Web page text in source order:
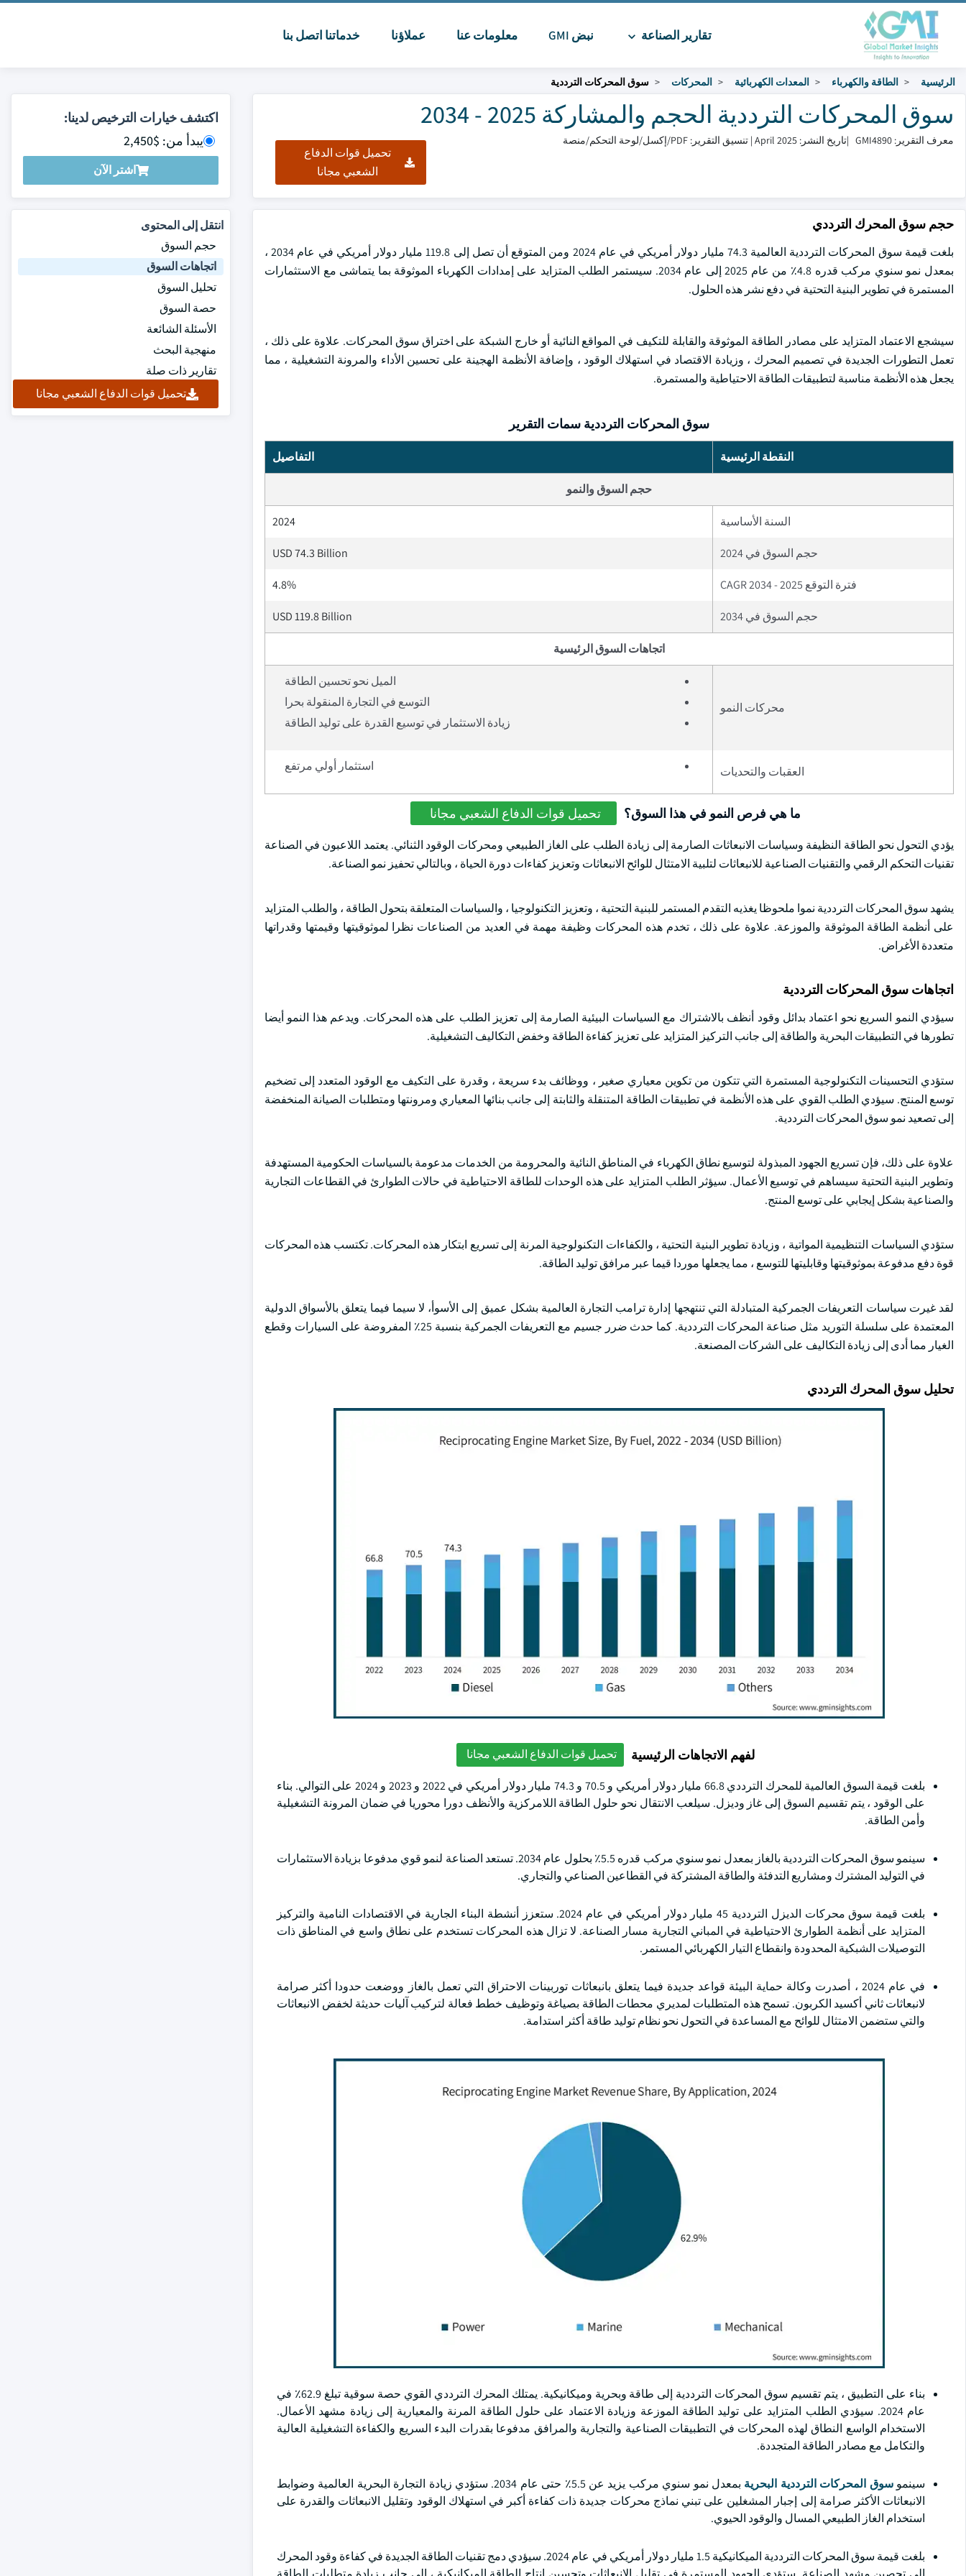
تقارير الصناعة نبض GMI معلومات عنا عملاؤنا خدماتنا اتصل بنا
الرئيسية الطاقة والكهرباء المعدات الكهربائية المحركات سوق المحركات الترددية
سوق المحركات الترددية الحجم والمشاركة 2025 - 2034
معرف التقرير: GMI4890 |تاريخ النشر: April 2025 | تنسيق التقرير: PDF/إكسل/لوحة التحكم/منصة
تحميل قوات الدفاع
الشعبي مجانا
اكتشف خيارات الترخيص لدينا:
يبدأ من: $2,450
اشتر الآن
حجم سوق المحرك الترددي
بلغت قيمة سوق المحركات الترددية العالمية 74.3 مليار دولار أمريكي في عام 2024 ومن المتوقع أن تصل إلى 119.8 مليار دولار أمريكي في عام 2034 ،
بمعدل نمو سنوي مركب قدره 4.8٪ من عام 2025 إلى عام 2034. سيستمر الطلب المتزايد على إمدادات الكهرباء الموثوقة بما يتماشى مع الاستثمارات
المستمرة في تطوير البنية التحتية في دفع نشر هذه الحلول.
سيشجع الاعتماد المتزايد على مصادر الطاقة الموثوقة والقابلة للتكيف في المواقع النائية أو خارج الشبكة على اختراق سوق المحركات. علاوة على ذلك ،
تعمل التطورات الجديدة في تصميم المحرك ، وزيادة الاقتصاد في استهلاك الوقود ، وإضافة الأنظمة الهجينة على تحسين الأداء والمرونة التشغيلية ، مما
يجعل هذه الأنظمة مناسبة لتطبيقات الطاقة الاحتياطية والمستمرة.
سوق المحركات الترددية سمات التقرير
النقطة الرئيسية التفاصيل
حجم السوق والنمو
السنة الأساسية 2024
حجم السوق في 2024 USD 74.3 Billion
فترة التوقع 2025 - 2034 CAGR 4.8%
حجم السوق في 2034 USD 119.8 Billion
اتجاهات السوق الرئيسية
محركات النمو
الميل نحو تحسين الطاقة
التوسع في التجارة المنقولة بحرا
زيادة الاستثمار في توسيع القدرة على توليد الطاقة
العقبات والتحديات استثمار أولي مرتفع
ما هي فرص النمو في هذا السوق؟ تحميل قوات الدفاع الشعبي مجانا
يؤدي التحول نحو الطاقة النظيفة وسياسات الانبعاثات الصارمة إلى زيادة الطلب على الغاز الطبيعي ومحركات الوقود الثنائي. يعتمد اللاعبون في الصناعة
تقنيات التحكم الرقمي والتقنيات الصناعية للانبعاثات لتلبية الامتثال للوائح الانبعاثات وتعزيز كفاءات دورة الحياة ، وبالتالي تحفيز نمو الصناعة.
يشهد سوق المحركات الترددية نموا ملحوظا يغذيه التقدم المستمر للبنية التحتية ، وتعزيز التكنولوجيا ، والسياسات المتعلقة بتحول الطاقة ، والطلب المتزايد
على أنظمة الطاقة الموثوقة والموزعة. علاوة على ذلك ، تخدم هذه المحركات وظيفة مهمة في العديد من الصناعات نظرا لموثوقيتها وقيمتها وقدراتها
متعددة الأغراض.
اتجاهات سوق المحركات الترددية
سيؤدي النمو السريع نحو اعتماد بدائل وقود أنظف بالاشتراك مع السياسات البيئية الصارمة إلى تعزيز الطلب على هذه المحركات. ويدعم هذا النمو أيضا
تطورها في التطبيقات البحرية والطاقة إلى جانب التركيز المتزايد على تعزيز كفاءة الطاقة وخفض التكاليف التشغيلية.
ستؤدي التحسينات التكنولوجية المستمرة التي تتكون من تكوين معياري صغير ، ووظائف بدء سريعة ، وقدرة على التكيف مع الوقود المتعدد إلى تضخيم
توسع المنتج. سيؤدي الطلب القوي على هذه الأنظمة في تطبيقات الطاقة المتنقلة والثابتة إلى جانب بنائها المعياري ومرونتها ومتطلبات الصيانة المنخفضة
إلى تصعيد نمو سوق المحركات الترددية.
علاوة على ذلك، فإن تسريع الجهود المبذولة لتوسيع نطاق الكهرباء في المناطق النائية والمحرومة من الخدمات مدعومة بالسياسات الحكومية المستهدفة
وتطوير البنية التحتية سيساهم في توسيع الأعمال. سيؤثر الطلب المتزايد على هذه الوحدات للطاقة الاحتياطية في حالات الطوارئ في القطاعات التجارية
والصناعية بشكل إيجابي على توسع المنتج.
ستؤدي السياسات التنظيمية المواتية ، وزيادة تطوير البنية التحتية ، والكفاءات التكنولوجية المرنة إلى تسريع ابتكار هذه المحركات. تكتسب هذه المحركات
قوة دفع مدفوعة بموثوقيتها وقابليتها للتوسع ، مما يجعلها موردا قيما عبر مرافق توليد الطاقة.
لقد غيرت سياسات التعريفات الجمركية المتبادلة التي تنتهجها إدارة ترامب التجارة العالمية بشكل عميق إلى الأسوأ، لا سيما فيما يتعلق بالأسواق الدولية
المعتمدة على سلسلة التوريد مثل صناعة المحركات الترددية. كما حدث ضرر جسيم مع التعريفات الجمركية بنسبة 25٪ المفروضة على السيارات وقطع
الغيار مما أدى إلى زيادة التكاليف على الشركات المصنعة.
تحليل سوق المحرك الترددي
لفهم الاتجاهات الرئيسية تحميل قوات الدفاع الشعبي مجانا
بلغت قيمة السوق العالمية للمحرك الترددي 66.8 مليار دولار أمريكي و 70.5 و 74.3 مليار دولار أمريكي في 2022 و 2023 و 2024 على التوالي. بناء
على الوقود ، يتم تقسيم السوق إلى غاز وديزل. سيلعب الانتقال نحو حلول الطاقة اللامركزية والأنظف دورا محوريا في ضمان المرونة التشغيلية
وأمن الطاقة.
سينمو سوق المحركات الترددية بالغاز بمعدل نمو سنوي مركب قدره 5.5٪ بحلول عام 2034. تستعد الصناعة لنمو قوي مدفوعا بزيادة الاستثمارات
في التوليد المشترك ومشاريع التدفئة والطاقة المشتركة في القطاعين الصناعي والتجاري.
بلغت قيمة سوق محركات الديزل الترددية 45 مليار دولار أمريكي في عام 2024. ستعزز أنشطة البناء الجارية في الاقتصادات النامية والتركيز
المتزايد على أنظمة الطوارئ الاحتياطية في المباني التجارية مسار الصناعة. لا تزال هذه المحركات تستخدم على نطاق واسع في المناطق ذات
التوصيلات الشبكية المحدودة وانقطاع التيار الكهربائي المستمر.
في عام 2024 ، أصدرت وكالة حماية البيئة قواعد جديدة فيما يتعلق بانبعاثات توربينات الاحتراق التي تعمل بالغاز ووضعت حدودا أكثر صرامة
لانبعاثات ثاني أكسيد الكربون. تسمح هذه المتطلبات لمديري محطات الطاقة بصياغة وتوظيف خطط فعالة لتركيب آليات حديثة لخفض الانبعاثات
والتي ستضمن الامتثال للوائح مع المساعدة في التحول نحو نظام توليد طاقة أكثر استدامة.
بناء على التطبيق ، يتم تقسيم سوق المحركات الترددية إلى طاقة وبحرية وميكانيكية. يمتلك المحرك الترددي القوي حصة سوقية تبلغ 62.9٪ في
عام 2024. سيؤدي الطلب المتزايد على توليد الطاقة الموزعة وزيادة الاعتماد على حلول الطاقة المرنة والمعيارية إلى زيادة مشهد الأعمال.
الاستخدام الواسع النطاق لهذه المحركات في التطبيقات الصناعية والتجارية والمرافق مدفوعا بقدرات البدء السريع والكفاءة التشغيلية العالية
والتكامل مع مصادر الطاقة المتجددة.
سينموسوق المحركات الترددية البحرية
بمعدل نمو سنوي مركب يزيد عن 5.5٪ حتى عام 2034. ستؤدي زيادة التجارة البحرية العالمية وضوابط
الانبعاثات الأكثر صرامة إلى إجبار المشغلين على تبني نماذج محركات جديدة ذات كفاءة أكبر في استهلاك الوقود وتقليل الانبعاثات والقدرة على
استخدام الغاز الطبيعي المسال والوقود الحيوي.
بلغت قيمة سوق المحركات الترددية الميكانيكية 1.5 مليار دولار أمريكي في عام 2024. سيؤدي دمج تقنيات الطاقة الجديدة في كفاءة وقود المحرك
انتقل إلى المحتوى
حجم السوق
اتجاهات السوق
تحليل السوق
حصة السوق
الأسئلة الشائعة
منهجية البحث
تقارير ذات صلة
تحميل قوات الدفاع الشعبي مجانا